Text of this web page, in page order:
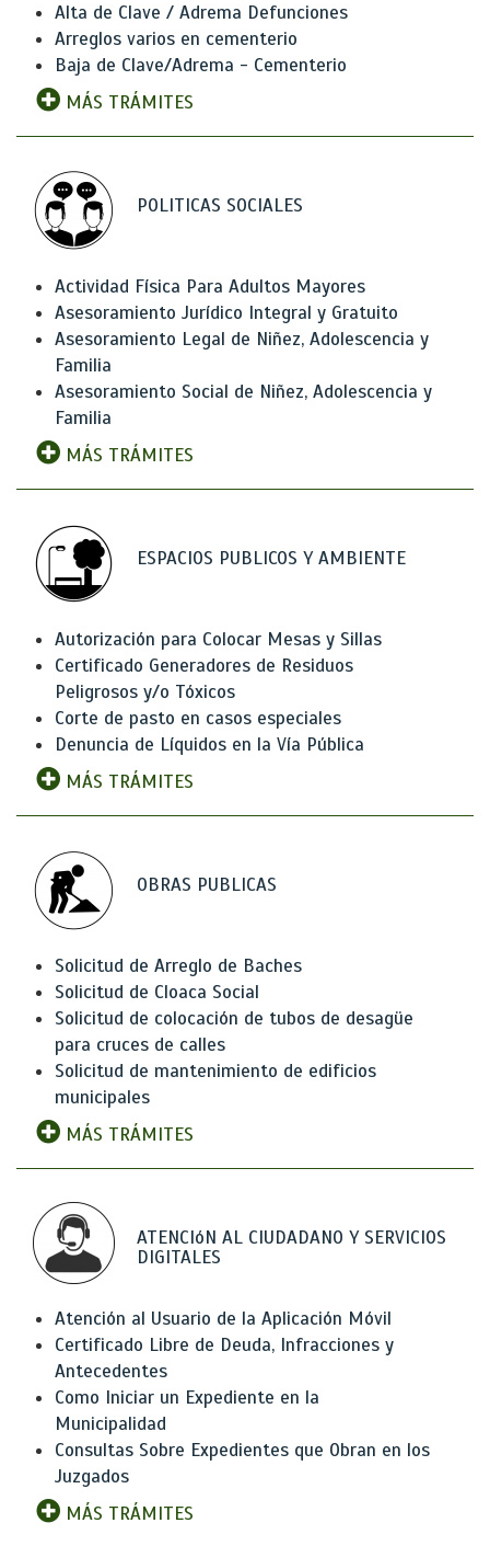
Alta de Clave / Adrema Defunciones
Arreglos varios en cementerio
Baja de Clave/Adrema - Cementerio
MÁS TRÁMITES
POLITICAS SOCIALES
Actividad Física Para Adultos Mayores
Asesoramiento Jurídico Integral y Gratuito
Asesoramiento Legal de Niñez, Adolescencia y
Familia
Asesoramiento Social de Niñez, Adolescencia y
Familia
MÁS TRÁMITES
ESPACIOS PUBLICOS Y AMBIENTE
Autorización para Colocar Mesas y Sillas
Certificado Generadores de Residuos
Peligrosos y/o Tóxicos
Corte de pasto en casos especiales
Denuncia de Líquidos en la Vía Pública
MÁS TRÁMITES
OBRAS PUBLICAS
Solicitud de Arreglo de Baches
Solicitud de Cloaca Social
Solicitud de colocación de tubos de desagüe
para cruces de calles
Solicitud de mantenimiento de edificios
municipales
MÁS TRÁMITES
ATENCIóN AL CIUDADANO Y SERVICIOS
DIGITALES
Atención al Usuario de la Aplicación Móvil
Certificado Libre de Deuda, Infracciones y
Antecedentes
Como Iniciar un Expediente en la
Municipalidad
Consultas Sobre Expedientes que Obran en los
Juzgados
MÁS TRÁMITES